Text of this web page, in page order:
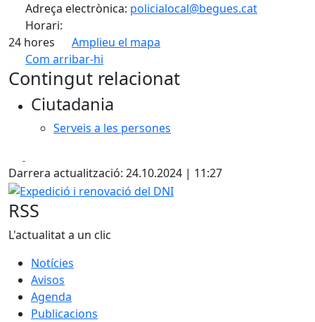
Adreça electrònica: policialocal@begues.cat
Horari:
24 hores
Amplieu el mapa
Com arribar-hi
+
−
Contingut relacionat
Ciutadania
Serveis a les persones
Darrera actualització: 24.10.2024 | 11:27
Expedició i renovació del DNI
RSS
L'actualitat a un clic
Notícies
Avisos
Agenda
Publicacions